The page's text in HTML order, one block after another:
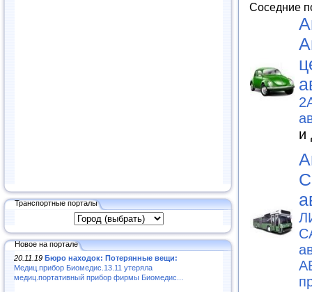
Транспортные порталы
Новое на портале
20.11.19 Бюро находок: Потерянные вещи:
Медиц.прибор Биомедис.13.11 утеряла
медиц.портативный прибор фирмы Биомедис...
Соседние
и